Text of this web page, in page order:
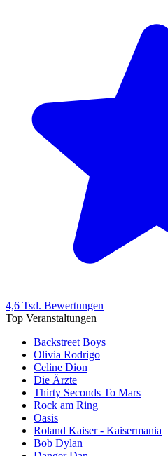
4,6 Tsd. Bewertungen
Top Veranstaltungen
Backstreet Boys
Olivia Rodrigo
Celine Dion
Die Ärzte
Thirty Seconds To Mars
Rock am Ring
Oasis
Roland Kaiser - Kaisermania
Bob Dylan